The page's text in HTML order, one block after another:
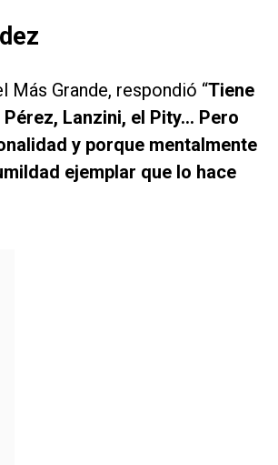
Grande, respondió “Tiene
Lanzini, el Pity… Pero
y porque mentalmente
ejemplar que lo hace